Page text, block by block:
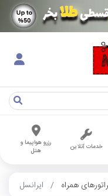
خدمات آنلاین
رزرو هواپیما و
هتل
همراه ایرانسل